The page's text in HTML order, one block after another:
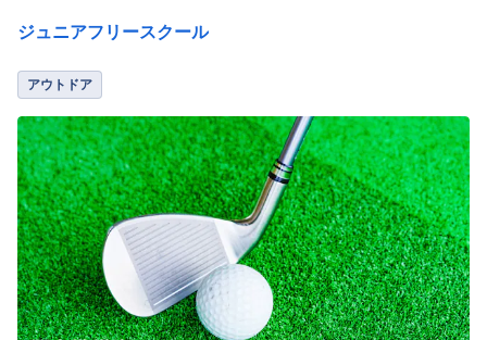
ジュニアフリースクール
アウトドア